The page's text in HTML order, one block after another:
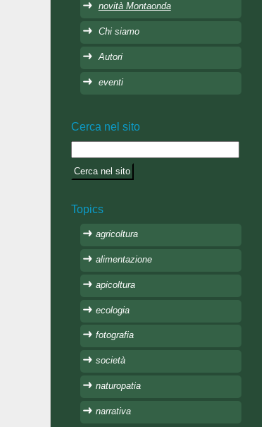
novità Montaonda
Chi siamo
Autori
eventi
Cerca nel sito
Topics
agricoltura
alimentazione
apicoltura
ecologia
fotografia
società
naturopatia
narrativa